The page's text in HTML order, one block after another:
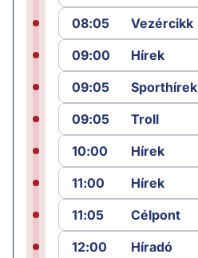
08:05
Vezércikk
09:00
Hírek
09:05
Sporthírek
09:05
Troll
10:00
Hírek
11:00
Hírek
11:05
Célpont
12:00
Híradó